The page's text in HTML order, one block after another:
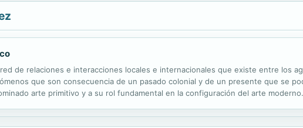
de relaciones e interacciones locales e internacionales que existe entre los
que son consecuencia de un pasado colonial y de un presente que se
arte primitivo y a su rol fundamental en la configuración del arte